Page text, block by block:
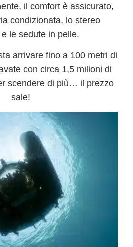
il comfort è assicurato,
condizionata, lo stereo
le sedute in pelle.
arrivare fino a 100 metri di
con circa 1,5 milioni di
scendere di più… il prezzo
sale!